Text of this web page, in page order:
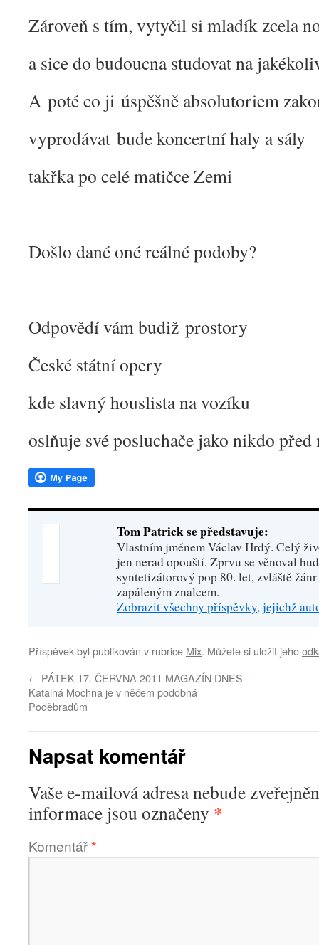
Zároveň s tím, vytyčil si mladík zcela
a sice do budoucna studovat na
A poté co ji úspěšně absolutoriem
vyprodávat bude koncertní haly a sály
takřka po celé matičce Zemi
Došlo dané oné reálné podoby?
Odpovědí vám budiž prostory
České státní opery
kde slavný houslista na vozíku
oslňuje své posluchače jako nikdo před
Tom Patrick se představuje:
Vlastním jménem Václav Hrdý. Celý
jen nerad opouští. Zprvu se věnoval
syntetizátorový pop 80. let, zvláště
zapáleným znalcem.
Zobrazit všechny příspěvky, jejichž
Příspěvek byl publikován v rubrice Mix. Můžete si uložit jeho
← PÁTEK 17. ČERVNA 2011 MAGAZÍN DNES –
Katalná Mochna je v něčem podobná
Poděbradům
Napsat komentář
Vaše e-mailová adresa nebude
informace jsou označeny *
Komentář*